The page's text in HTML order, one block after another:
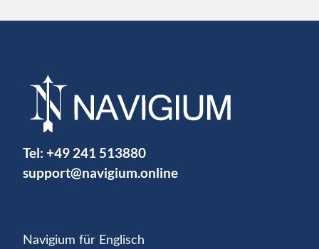
Tel: +49 241 513880
support@navigium.online
Navigium für Englisch